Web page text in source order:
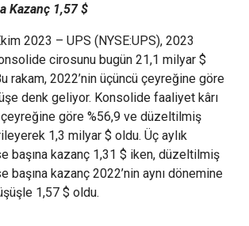
Kazanç 1,57 $
2023 – UPS (NYSE:UPS), 2023
cirosunu bugün 21,1 milyar $
rakam, 2022’nin üçüncü çeyreğine göre
denk geliyor. Konsolide faaliyet kârı
çeyreğine göre %56,9 ve düzeltilmiş
1,3 milyar $ oldu. Üç aylık
başına kazanç 1,31 $ iken, düzeltilmiş
kazanç 2022’nin aynı dönemine
1,57 $ oldu.